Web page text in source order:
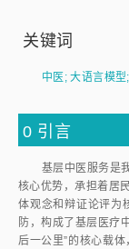
关键词
中医 ;大语言模型
0 引言
基层中医服务是
核心优势，承担着居
体观念和辩证论评为
防，构成了基层医疗
后一公里”的核心载